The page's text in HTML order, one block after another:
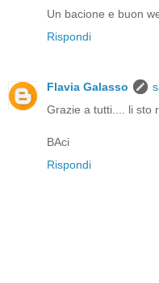
Un bacione e buon
Rispondi
Flavia Galasso
Grazie a tutti.... li sto
BAci
Rispondi